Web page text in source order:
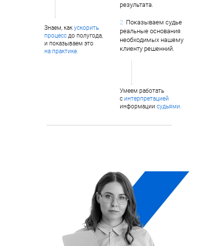
Знаем, какускорить
процесс до полугода,
и показываем это
на практике.
результата.
2. Показываем судье
реальные основания
необходимых нашему
клиенту решенний.
Умеем работать
с интерпретацией
информации судьями.